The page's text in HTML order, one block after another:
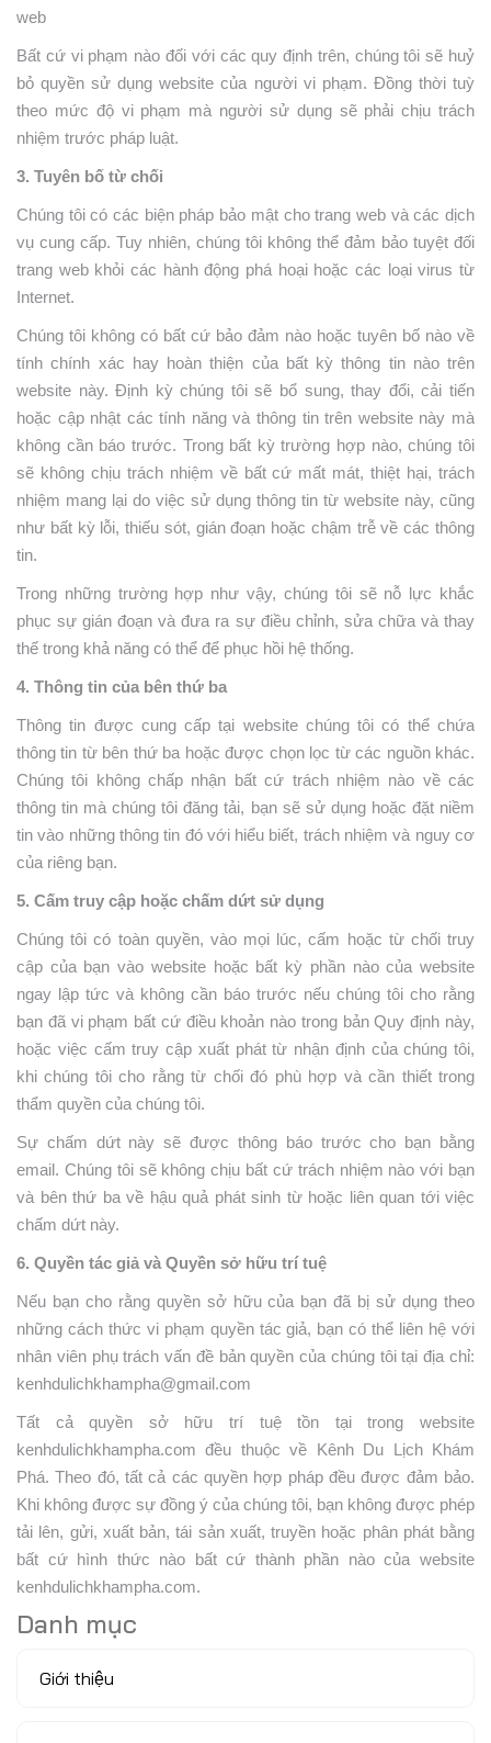
web
Bất cứ vi phạm nào đối với các quy định trên, chúng tôi sẽ huỷ
bỏ quyền sử dụng website của người vi phạm. Đồng thời tuỳ
theo mức độ vi phạm mà người sử dụng sẽ phải chịu trách
nhiệm trước pháp luật.
3. Tuyên bố từ chối
Chúng tôi có các biện pháp bảo mật cho trang web và các dịch
vụ cung cấp. Tuy nhiên, chúng tôi không thể đảm bảo tuyệt đối
trang web khỏi các hành động phá hoại hoặc các loại virus từ
Internet.
Chúng tôi không có bất cứ bảo đảm nào hoặc tuyên bố nào về
tính chính xác hay hoàn thiện của bất kỳ thông tin nào trên
website này. Định kỳ chúng tôi sẽ bổ sung, thay đổi, cải tiến
hoặc cập nhật các tính năng và thông tin trên website này mà
không cần báo trước. Trong bất kỳ trường hợp nào, chúng tôi
sẽ không chịu trách nhiệm về bất cứ mất mát, thiệt hại, trách
nhiệm mang lại do việc sử dụng thông tin từ website này, cũng
như bất kỳ lỗi, thiếu sót, gián đoạn hoặc chậm trễ về các thông
tin.
Trong những trường hợp như vậy, chúng tôi sẽ nỗ lực khắc
phục sự gián đoạn và đưa ra sự điều chỉnh, sửa chữa và thay
thế trong khả năng có thể để phục hồi hệ thống.
4. Thông tin của bên thứ ba
Thông tin được cung cấp tại website chúng tôi có thể chứa
thông tin từ bên thứ ba hoặc được chọn lọc từ các nguồn khác.
Chúng tôi không chấp nhận bất cứ trách nhiệm nào về các
thông tin mà chúng tôi đăng tải, bạn sẽ sử dụng hoặc đặt niềm
tin vào những thông tin đó với hiểu biết, trách nhiệm và nguy cơ
của riêng bạn.
5. Cấm truy cập hoặc chấm dứt sử dụng
Chúng tôi có toàn quyền, vào mọi lúc, cấm hoặc từ chối truy
cập của bạn vào website hoặc bất kỳ phần nào của website
ngay lập tức và không cần báo trước nếu chúng tôi cho rằng
bạn đã vi phạm bất cứ điều khoản nào trong bản Quy định này,
hoặc việc cấm truy cập xuất phát từ nhận định của chúng tôi,
khi chúng tôi cho rằng từ chối đó phù hợp và cần thiết trong
thẩm quyền của chúng tôi.
Sự chấm dứt này sẽ được thông báo trước cho bạn bằng
email. Chúng tôi sẽ không chịu bất cứ trách nhiệm nào với bạn
và bên thứ ba về hậu quả phát sinh từ hoặc liên quan tới việc
chấm dứt này.
6. Quyền tác giả và Quyền sở hữu trí tuệ
Nếu bạn cho rằng quyền sở hữu của bạn đã bị sử dụng theo
những cách thức vi phạm quyền tác giả, bạn có thể liên hệ với
nhân viên phụ trách vấn đề bản quyền của chúng tôi tại địa chỉ:
kenhdulichkhampha@gmail.com
Tất cả quyền sở hữu trí tuệ tồn tại trong website
kenhdulichkhampha.com đều thuộc về Kênh Du Lịch Khám
Phá. Theo đó, tất cả các quyền hợp pháp đều được đảm bảo.
Khi không được sự đồng ý của chúng tôi, bạn không được phép
tải lên, gửi, xuất bản, tái sản xuất, truyền hoặc phân phát bằng
bất cứ hình thức nào bất cứ thành phần nào của website
kenhdulichkhampha.com.
Danh mục
Giới thiệu